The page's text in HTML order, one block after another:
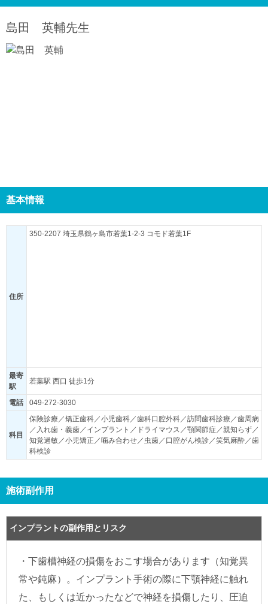
島田 英輔先生
基本情報
住所
350-2207 埼玉県鶴ヶ島市若葉1-2-3 コモド若葉1F
最寄
駅
若葉駅 西口 徒歩1分
電話 049-272-3030
科目
保険診療／矯正歯科／小児歯科／歯科口腔外科／訪問歯科診療／歯周病
／入れ歯・義歯／インプラント／ドライマウス／顎関節症／親知らず／
知覚過敏／小児矯正／噛み合わせ／虫歯／口腔がん検診／笑気麻酔／歯
科検診
施術副作用